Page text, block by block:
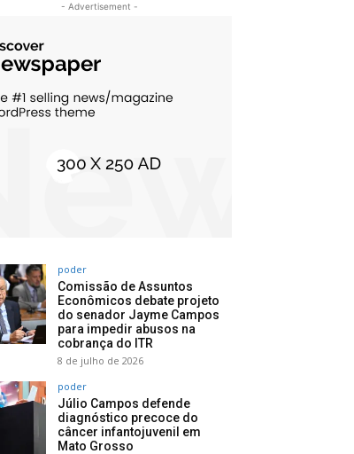
- Advertisement -
poder
Comissão de Assuntos
Econômicos debate projeto
do senador Jayme Campos
para impedir abusos na
cobrança do ITR
8 de julho de 2026
poder
Júlio Campos defende
diagnóstico precoce do
câncer infantojuvenil em
Mato Grosso